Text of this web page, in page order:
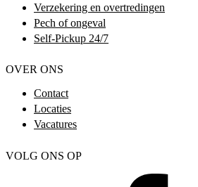
Verzekering en overtredingen
Pech of ongeval
Self-Pickup 24/7
OVER ONS
Contact
Locaties
Vacatures
VOLG ONS OP